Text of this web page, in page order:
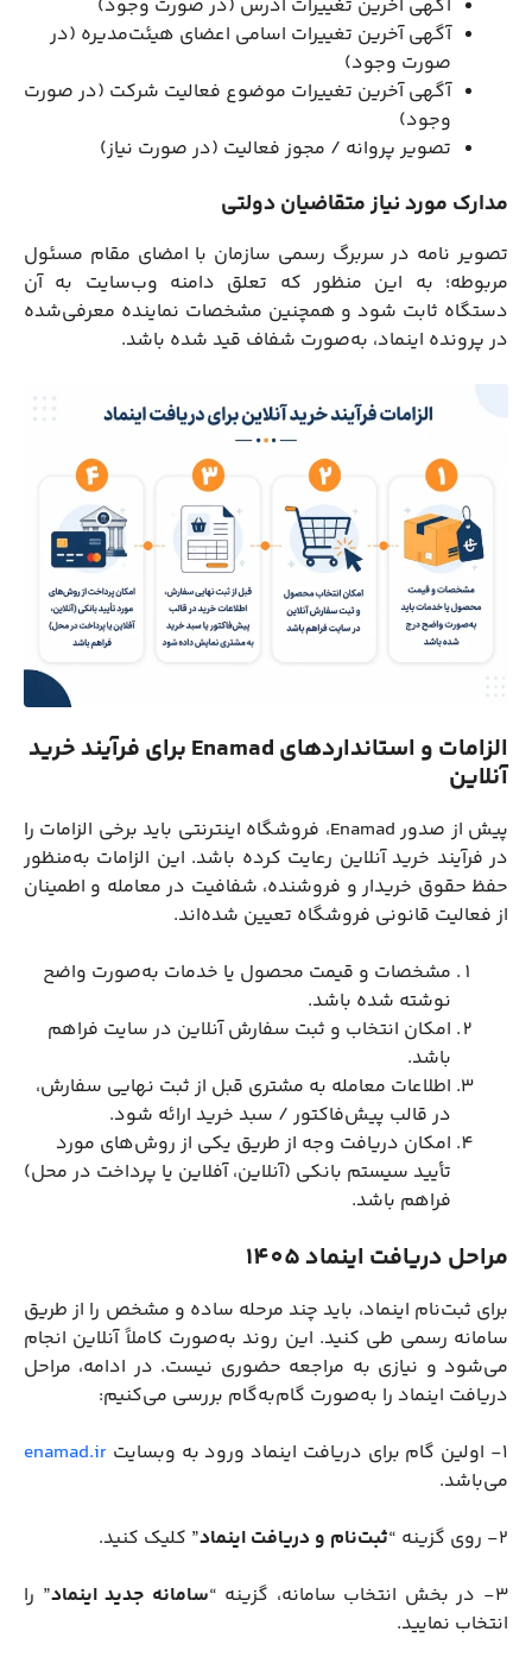
آگهی آخرین تغییرات آدرس (در صورت وجود)
آگهی آخرین تغییرات اسامی اعضای هیئت‌مدیره (در
صورت وجود)
آگهی آخرین تغییرات موضوع فعالیت شرکت (در صورت
وجود)
تصویر پروانه / مجوز فعالیت (در صورت نیاز)
مدارک مورد نیاز متقاضیان دولتی
تصویر نامه در سربرگ رسمی سازمان با امضای مقام مسئول
مربوطه؛ به این منظور که تعلق دامنه وب‌سایت به آن
دستگاه ثابت شود و همچنین مشخصات نماینده معرفی‌شده
در پرونده اینماد، به‌صورت شفاف قید شده باشد.
الزامات و استانداردهای Enamad برای فرآیند خرید
آنلاین
پیش از صدور Enamad، فروشگاه اینترنتی باید برخی الزامات را
در فرآیند خرید آنلاین رعایت کرده باشد. این الزامات به‌منظور
حفظ حقوق خریدار و فروشنده، شفافیت در معامله و اطمینان
از فعالیت قانونی فروشگاه تعیین شده‌اند.
مشخصات و قیمت محصول یا خدمات به‌صورت واضح
نوشته شده باشد.
امکان انتخاب و ثبت سفارش آنلاین در سایت فراهم
باشد.
اطلاعات معامله به مشتری قبل از ثبت نهایی سفارش،
در قالب پیش‌فاکتور / سبد خرید ارائه شود.
امکان دریافت وجه از طریق یکی از روش‌های مورد
تأیید سیستم بانکی (آنلاین، آفلاین یا پرداخت در محل)
فراهم باشد.
مراحل دریافت اینماد 1405
برای ثبت‌نام اینماد، باید چند مرحله ساده و مشخص را از طریق
سامانه رسمی طی کنید. این روند به‌صورت کاملاً آنلاین انجام
می‌شود و نیازی به مراجعه حضوری نیست. در ادامه، مراحل
دریافت اینماد را به‌صورت گام‌به‌گام بررسی می‌کنیم:
1- اولین گام برای دریافت اینماد ورود به وبسایت
enamad.ir
می‌باشد.
2- روی گزینه “
ثبت‌نام و دریافت اینماد” کلیک کنید.
3- در بخش انتخاب سامانه، گزینه “
سامانه جدید اینماد” را
انتخاب نمایید.